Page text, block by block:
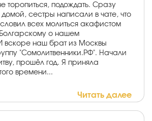
торопиться, подождать. Сразу
сестры написали в чате, что
всех молиться акафистом
о нашем
вскоре наш брат из Москвы
"Сомолитвенники.РФ". Начали
прошёл год. Я приняла
времени...
Читать далее